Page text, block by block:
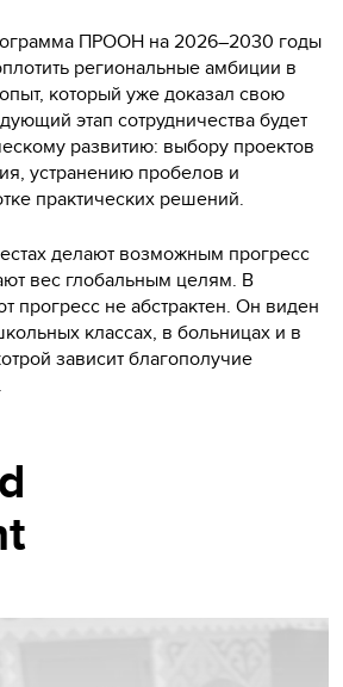
ПРООН на 2026–2030 годы
региональные амбиции в
который уже доказал свою
этап сотрудничества будет
развитию: выбору проектов
устранению пробелов и
практических решений.
делают возможным прогресс
вес глобальным целям. В
прогресс не абстрактен. Он виден
классах, в больницах и в
зависит благополучие